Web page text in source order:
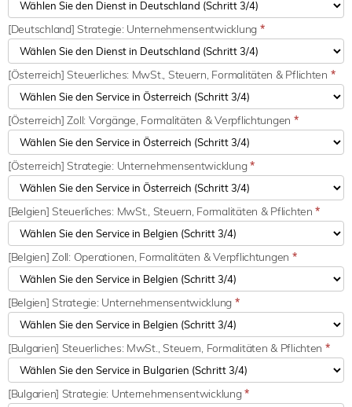
[Deutschland] Strategie: Unternehmensentwicklung *
[Österreich] Steuerliches: MwSt., Steuern, Formalitäten & Pflichten *
[Österreich] Zoll: Vorgänge, Formalitäten & Verpflichtungen *
[Österreich] Strategie: Unternehmensentwicklung*
[Belgien] Steuerliches: MwSt., Steuern, Formalitäten & Pflichten*
[Belgien] Zoll: Operationen, Formalitäten & Verpflichtungen *
[Belgien] Strategie: Unternehmensentwicklung *
[Bulgarien] Steuerliches: MwSt., Steuern, Formalitäten & Pflichten *
[Bulgarien] Strategie: Unternehmensentwicklung*